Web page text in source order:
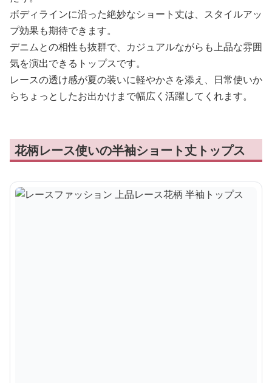
ボディラインに沿った絶妙なショート丈は、スタイルアッ
プ効果も期待できます。
デニムとの相性も抜群で、カジュアルながらも上品な雰囲
気を演出できるトップスです。
レースの透け感が夏の装いに軽やかさを添え、日常使いか
らちょっとしたお出かけまで幅広く活躍してくれます。
花柄レース使いの半袖ショート丈トップス